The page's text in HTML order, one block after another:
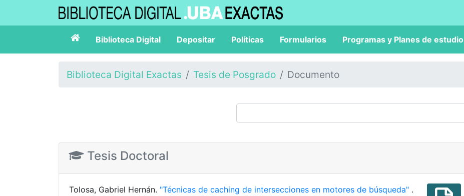
Biblioteca Digital Depositar Políticas Formularios Programas y Planes de estudio
Biblioteca Digital Exactas Tesis de Posgrado Documento
Tesis Doctoral
Tolosa, Gabriel Hernán. "Técnicas de caching de intersecciones en motores de búsqueda" .